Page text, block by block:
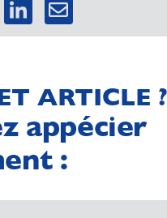
ARTICLE ?
appécier
: